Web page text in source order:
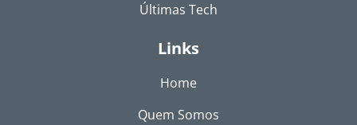
Últimas Tech
Links
Home
Quem Somos